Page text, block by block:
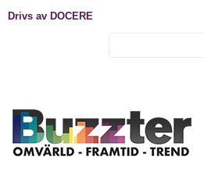
Drivs av DOCERE